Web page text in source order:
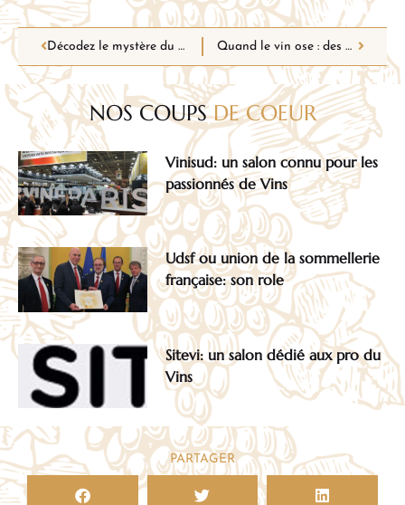
Décodez le mystère du vin : devenez un expert en choisissant la bonne bouteille Quand le vin ose : des accords surprenants pour sublimer vos plats
NOS COUPSDE COEUR
Vinisud: un salon connu pour les
passionnés de Vins
Udsf ou union de la sommellerie
française: son role
Sitevi: un salon dédié aux pro du
Vins
PARTAGER